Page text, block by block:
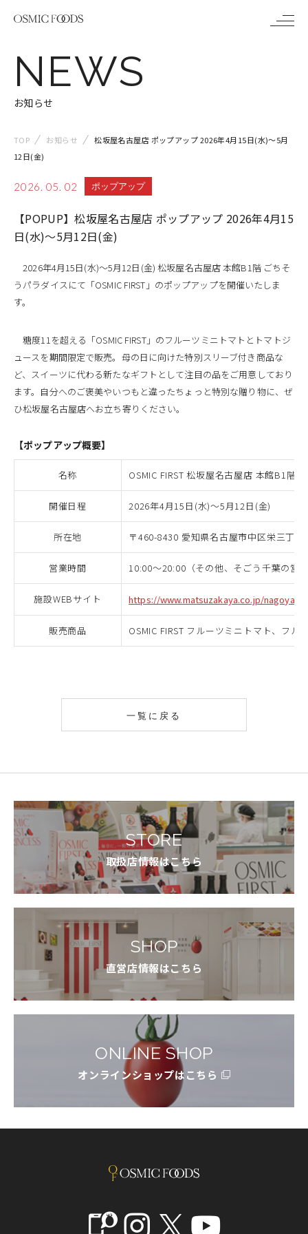
メ
NEWS
お知らせ
TOP お知らせ
松坂屋名古屋店 ポップアップ 2026年4月15日(水)～5月
12日(金)
2026. 05. 02 ポップアップ
【POPUP】松坂屋名古屋店 ポップアップ 2026年4月15
日(水)～5月12日(金)
2026年4月15日(水)～5月12日(金) 松坂屋名古屋店 本館B1階 ごちそ
うパラダイスにて「OSMIC FIRST」のポップアップを開催いたしま
す。
糖度11を超える「OSMIC FIRST」のフルーツミニトマトとトマトジ
ュースを期間限定で販売。母の日に向けた特別スリーブ付き商品な
ど、スイーツに代わる新たなギフトとして注目の品をご用意しており
ます。自分へのご褒美やいつもと違ったちょっと特別な贈り物に、ぜ
ひ松坂屋名古屋店へお立ち寄りください。
【ポップアップ概要】
名称 OSMIC FIRST 松坂屋名古屋店 本館B1階
開催日程 2026年4月15日(水)～5月12日(金)
所在地 〒460-8430 愛知県名古屋市中区栄三丁
営業時間 10:00～20:00（その他、そごう千葉の営
施設WEBサイト https://www.matsuzakaya.co.jp/nagoya/
販売商品 OSMIC FIRST フルーツミニトマト、フル
一覧に戻る
STORE
取扱店情報はこちら
SHOP
直営店情報はこちら
ONLINE SHOP
オンラインショップはこちら